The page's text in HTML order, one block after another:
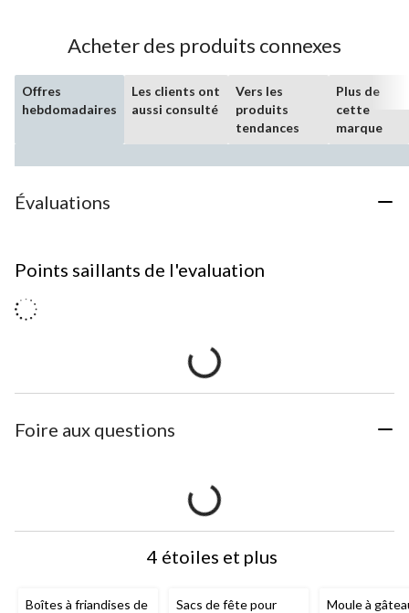
Acheter des produits connexes
Offres
hebdomadaires
Les clients ont
aussi consulté
Vers les
produits
tendances
Plus de
cette
marque
Évaluations
Points saillants de l'evaluation
Foire aux questions
4 étoiles et plus
Boîtes à friandises de
Sacs de fête pour
Moule à